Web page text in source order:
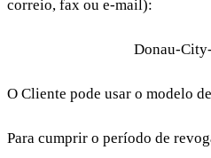
correio, fax ou e-mail):
Donau-
O Cliente pode usar o modelo
Para cumprir o período de